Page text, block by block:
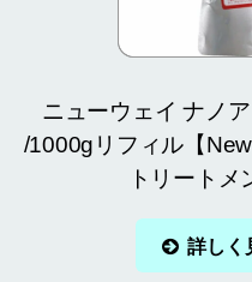
ニューウェイ ナノ
/1000gリフィル【
トリートメ
詳しく